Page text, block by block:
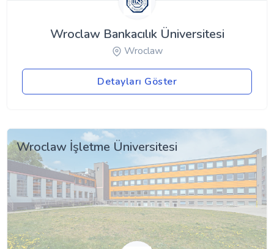
Wroclaw Bankacılık Üniversitesi
Wroclaw
Detayları Göster
Wroclaw İşletme Üniversitesi